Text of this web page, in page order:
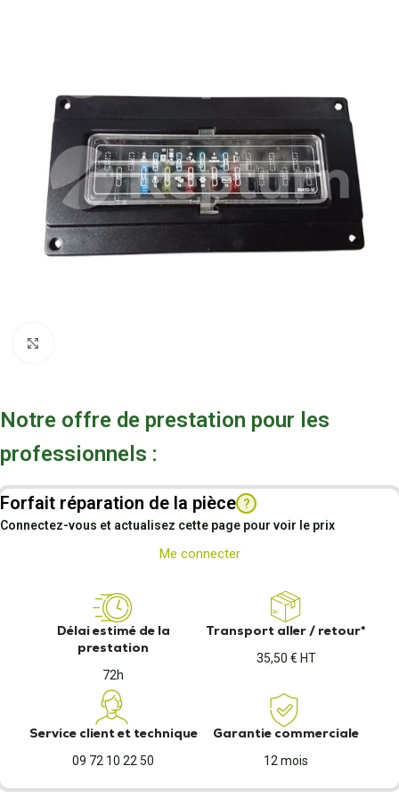
Notre offre de prestation pour les
professionnels :
Forfait réparation de la pièce ?
Connectez-vous et actualisez cette page pour voir le prix
Me connecter
Délai estimé de la
prestation
72h
Transport aller / retour*
35,50 € HT
Service client et technique
09 72 10 22 50
Garantie commerciale
12 mois